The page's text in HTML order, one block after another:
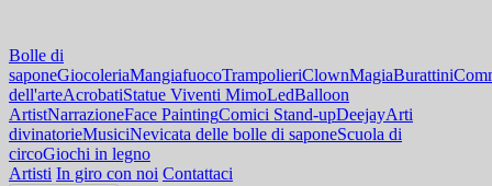
Bolle di
saponeGiocoleriaMangiafuocoTrampolieriClownMagiaBurattini
dell'arteAcrobatiStatue Viventi MimoLedBalloon
ArtistNarrazioneFace PaintingComici Stand-upDeejayArti
divinatorieMusiciNevicata delle bolle di saponeScuola di
circoGiochi in legno
Artisti In giro con noi Contattaci